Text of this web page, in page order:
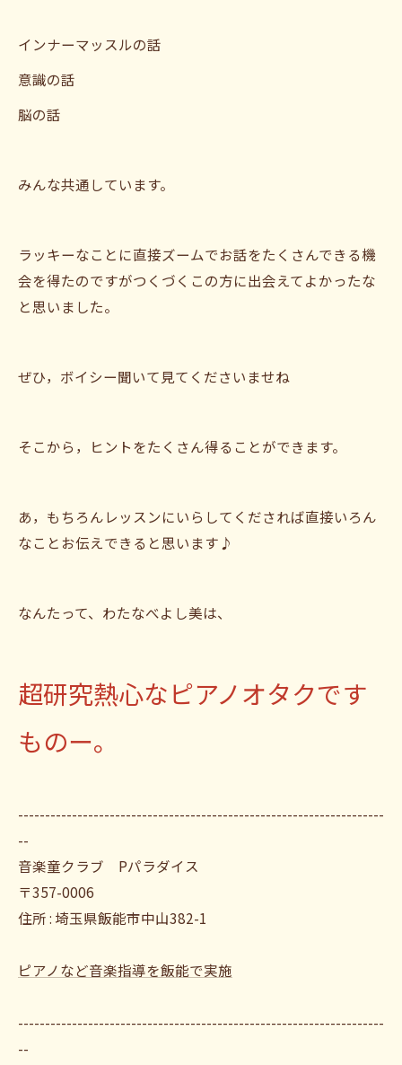
インナーマッスルの話
意識の話
脳の話
みんな共通しています。
ラッキーなことに直接ズームでお話をたくさんできる機
会を得たのですがつくづくこの方に出会えてよかったな
と思いました。
ぜひ，ボイシー聞いて見てくださいませね
そこから，ヒントをたくさん得ることができます。
あ，もちろんレッスンにいらしてくだされば直接いろん
なことお伝えできると思います♪
なんたって、わたなべよし美は、
超研究熱心なピアノオタクです
ものー。
--------------------------------------------------------------------
--
音楽童クラブ Pパラダイス
〒357-0006
住所 : 埼玉県飯能市中山382-1
ピアノなど音楽指導を飯能で実施
--------------------------------------------------------------------
--